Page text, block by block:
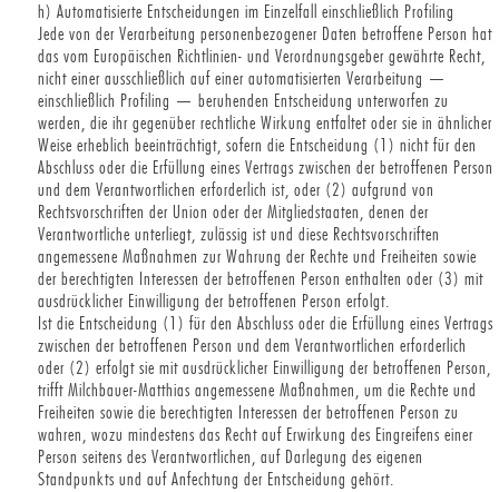
h) Automatisierte Entscheidungen im Einzelfall einschließlich Profiling
Jede von der Verarbeitung personenbezogener Daten betroffene Person hat
das vom Europäischen Richtlinien- und Verordnungsgeber gewährte Recht,
nicht einer ausschließlich auf einer automatisierten Verarbeitung —
einschließlich Profiling — beruhenden Entscheidung unterworfen zu
werden, die ihr gegenüber rechtliche Wirkung entfaltet oder sie in ähnlicher
Weise erheblich beeinträchtigt, sofern die Entscheidung (1) nicht für den
Abschluss oder die Erfüllung eines Vertrags zwischen der betroffenen Person
und dem Verantwortlichen erforderlich ist, oder (2) aufgrund von
Rechtsvorschriften der Union oder der Mitgliedstaaten, denen der
Verantwortliche unterliegt, zulässig ist und diese Rechtsvorschriften
angemessene Maßnahmen zur Wahrung der Rechte und Freiheiten sowie
der berechtigten Interessen der betroffenen Person enthalten oder (3) mit
ausdrücklicher Einwilligung der betroffenen Person erfolgt.
Ist die Entscheidung (1) für den Abschluss oder die Erfüllung eines Vertrags
zwischen der betroffenen Person und dem Verantwortlichen erforderlich
oder (2) erfolgt sie mit ausdrücklicher Einwilligung der betroffenen Person,
trifft Milchbauer-Matthias angemessene Maßnahmen, um die Rechte und
Freiheiten sowie die berechtigten Interessen der betroffenen Person zu
wahren, wozu mindestens das Recht auf Erwirkung des Eingreifens einer
Person seitens des Verantwortlichen, auf Darlegung des eigenen
Standpunkts und auf Anfechtung der Entscheidung gehört.